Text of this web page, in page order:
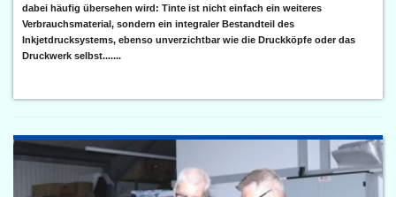
dabei häufig übersehen wird: Tinte ist nicht einfach ein weiteres
Verbrauchsmaterial, sondern ein integraler Bestandteil des
Inkjetdrucksystems, ebenso unverzichtbar wie die Druckköpfe oder das
Druckwerk selbst.......